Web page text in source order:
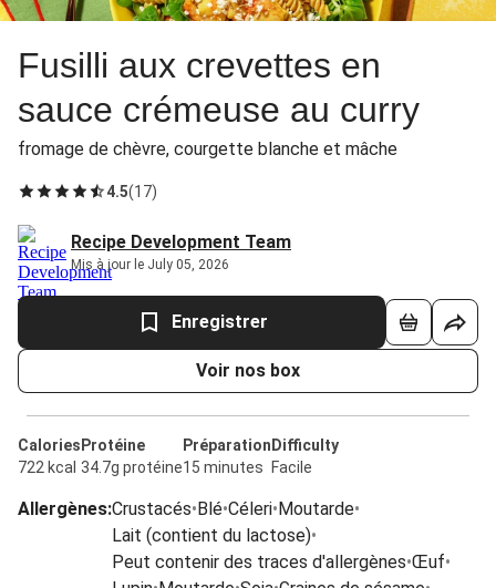
Fusilli aux crevettes en
sauce crémeuse au curry
fromage de chèvre, courgette blanche et mâche
4.5(17)
Recipe Development Team
Mis à jour le July 05, 2026
Enregistrer
Voir nos box
Calories
722 kcal
Protéine
34.7g protéine
Préparation
15 minutes
Difficulty
Facile
Allergènes:Crustacés•Blé•Céleri•Moutarde•
Lait (contient du lactose)•
Peut contenir des traces d'allergènes•Œuf•